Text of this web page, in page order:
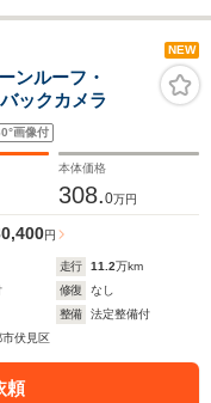
NEW
ンルーフ・
ックカメラ
画像付
本体価格
308.0万円
円
走行 11.2万km
修復
なし
整備
法定整備付
伏見区
頼